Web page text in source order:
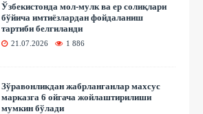
Ўзбекистонда мол-мулк ва ер солиқлари
бўйича имтиёзлардан фойдаланиш
тартиби белгиланди
21.07.2026 1 886
Зўравонликдан жабрланганлар махсус
марказга 6 ойгача жойлаштирилиши
мумкин бўлади